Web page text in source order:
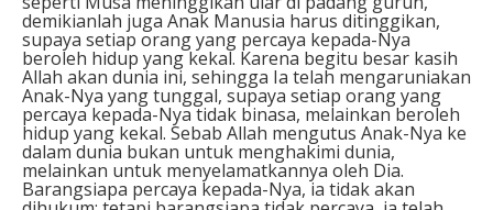
demikianlah juga Anak Manusia harus ditinggikan,
supaya setiap orang yang percaya kepada-Nya
beroleh hidup yang kekal. Karena begitu besar kasih
Allah akan dunia ini, sehingga Ia telah mengaruniakan
Anak-Nya yang tunggal, supaya setiap orang yang
percaya kepada-Nya tidak binasa, melainkan beroleh
hidup yang kekal. Sebab Allah mengutus Anak-Nya ke
dalam dunia bukan untuk menghakimi dunia,
melainkan untuk menyelamatkannya oleh Dia.
Barangsiapa percaya kepada-Nya, ia tidak akan